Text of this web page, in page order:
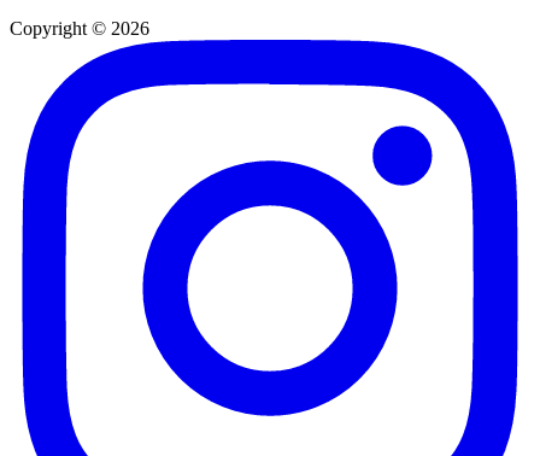
Copyright © 2026